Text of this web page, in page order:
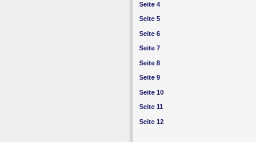
Seite 4
Seite 5
Seite 6
Seite 7
Seite 8
Seite 9
Seite 10
Seite 11
Seite 12